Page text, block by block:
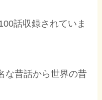
話収録されていま
な昔話から世界の昔